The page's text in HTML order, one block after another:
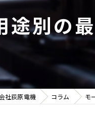
別の
社荻原電機 コラム モ